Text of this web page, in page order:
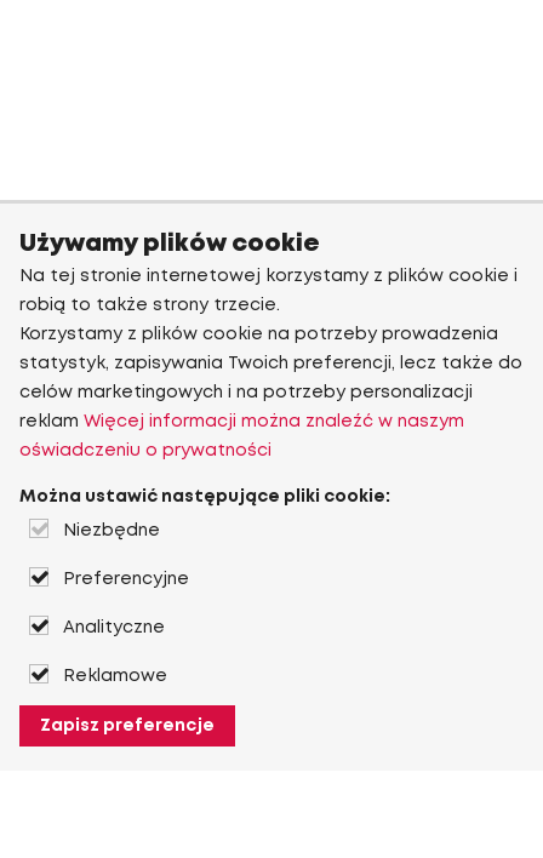
Używamy plików cookie
Na tej stronie internetowej korzystamy z plików cookie i
robią to także strony trzecie.
Korzystamy z plików cookie na potrzeby prowadzenia
statystyk, zapisywania Twoich preferencji, lecz także do
celów marketingowych i na potrzeby personalizacji
reklam Więcej informacji można znaleźć w naszym
oświadczeniu o prywatności
Można ustawić następujące pliki cookie:
Niezbędne
Preferencyjne
Analityczne
Reklamowe
Zapisz preferencje